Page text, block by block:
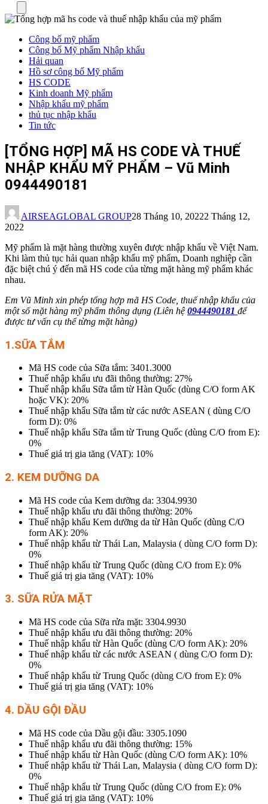
Công bố mỹ phẩm
Công bố Mỹ phẩm Nhập khẩu
Hải quan
Hồ sơ công bố Mỹ phẩm
HS CODE
Kinh doanh Mỹ phẩm
Nhập khẩu mỹ phẩm
thủ tục nhập khẩu
Tin tức
[TỔNG HỢP] MÃ HS CODE VÀ THUẾ
NHẬP KHẨU MỸ PHẨM – Vũ Minh
0944490181
AIRSEAGLOBAL GROUP28 Tháng 10, 20222 Tháng 12,
2022
Mỹ phẩm là mặt hàng thường xuyên được nhập khẩu về Việt Nam.
Khi làm thủ tục hải quan nhập khẩu mỹ phẩm, Doanh nghiệp cần
đặc biệt chú ý đến mã HS code của từng mặt hàng mỹ phẩm khác
nhau.
Em Vũ Minh xin phép tổng hợp mã HS Code, thuế nhập khẩu của
một số mặt hàng mỹ phẩm thông dụng (Liên hệ0944490181 để
được tư vấn cụ thể từng mặt hàng)
1.SỮA TẮM
Mã HS code của Sữa tắm: 3401.3000
Thuế nhập khẩu ưu đãi thông thường: 27%
Thuế nhập khẩu Sữa tắm từ Hàn Quốc (dùng C/O form AK
hoặc VK): 20%
Thuế nhập khẩu Sữa tắm từ các nước ASEAN ( dùng C/O
form D): 0%
Thuế nhập khẩu Sữa tắm từ Trung Quốc (dùng C/O from E):
0%
Thuế giá trị gia tăng (VAT): 10%
2. KEM DƯỠNG DA
Mã HS code của Kem dưỡng da: 3304.9930
Thuế nhập khẩu ưu đãi thông thường: 20%
Thuế nhập khẩu Kem dưỡng da từ Hàn Quốc (dùng C/O
form AK): 20%
Thuế nhập khẩu từ Thái Lan, Malaysia ( dùng C/O form D):
0%
Thuế nhập khẩu từ Trung Quốc (dùng C/O from E): 0%
Thuế giá trị gia tăng (VAT): 10%
3. SỮA RỬA MẶT
Mã HS code của Sữa rửa mặt: 3304.9930
Thuế nhập khẩu ưu đãi thông thường: 20%
Thuế nhập khẩu từ Hàn Quốc (dùng C/O form AK): 20%
Thuế nhập khẩu từ các nước ASEAN ( dùng C/O form D):
0%
Thuế nhập khẩu từ Trung Quốc (dùng C/O from E): 0%
Thuế giá trị gia tăng (VAT): 10%
4. DẦU GỘI ĐẦU
Mã HS code của Dầu gội đầu: 3305.1090
Thuế nhập khẩu ưu đãi thông thường: 15%
Thuế nhập khẩu từ Hàn Quốc (dùng C/O form AK): 10%
Thuế nhập khẩu từ Thái Lan, Malaysia ( dùng C/O form D):
0%
Thuế nhập khẩu từ Trung Quốc (dùng C/O from E): 0%
Thuế giá trị gia tăng (VAT): 10%